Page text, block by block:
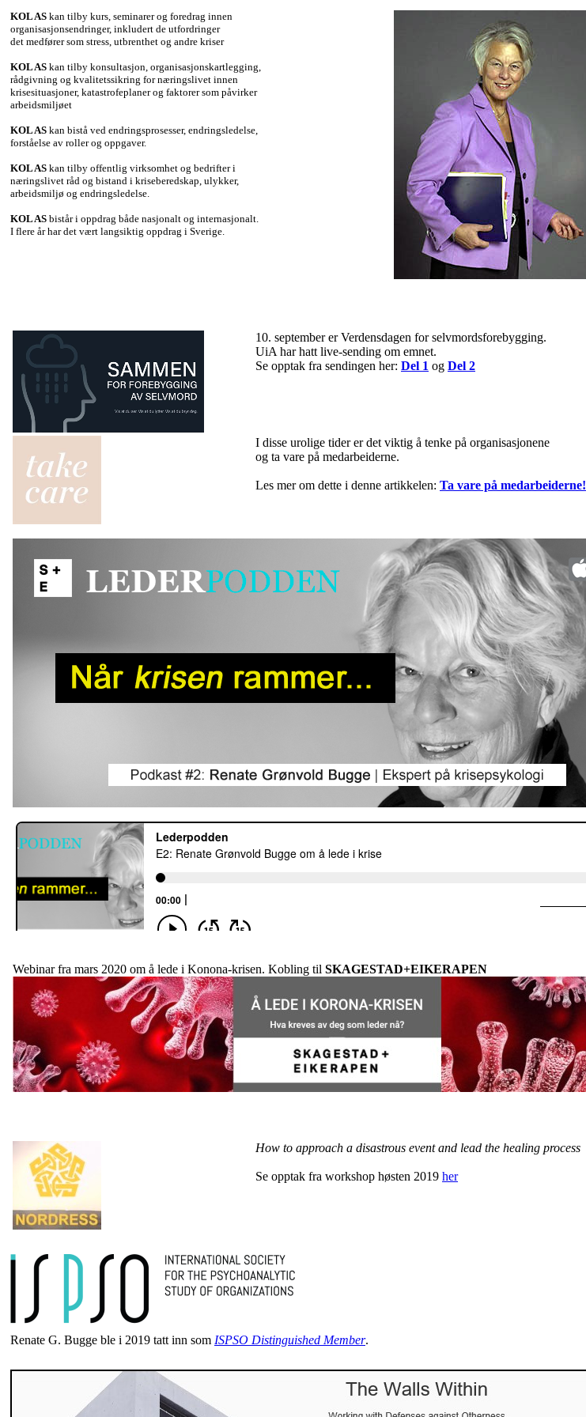
KOL AS kan tilby kurs, seminarer og foredrag innen
organisasjonsendringer, inkludert de utfordringer
det medfører som stress, utbrenthet og andre kriser
KOL AS kan tilby konsultasjon, organisasjonskartlegging,
rådgivning og kvalitetssikring for næringslivet innen
krisesituasjoner, katastrofeplaner og faktorer som påvirker
arbeidsmiljøet
KOL AS kan bistå ved endringsprosesser, endringsledelse,
forståelse av roller og oppgaver.
KOL AS kan tilby offentlig virksomhet og bedrifter i
næringslivet råd og bistand i kriseberedskap, ulykker,
arbeidsmiljø og endringsledelse.
KOL AS bistår i oppdrag både nasjonalt og internasjonalt.
I flere år har det vært langsiktig oppdrag i Sverige.
10. september er Verdensdagen for selvmordsforebygging.
UiA har hatt live-sending om emnet.
Se opptak fra sendingen her: Del 1 og Del 2
I disse urolige tider er det viktig å tenke på organisasjonene
og ta vare på medarbeiderne.
Les mer om dette i denne artikkelen: Ta vare på medarbeiderne!
Webinar fra mars 2020 om å lede i Konona-krisen. Kobling til SKAGESTAD+EIKERAPEN
How to approach a disastrous event and lead the healing process
Se opptak fra workshop høsten 2019 her
Renate G. Bugge ble i 2019 tatt inn som ISPSO Distinguished Member.